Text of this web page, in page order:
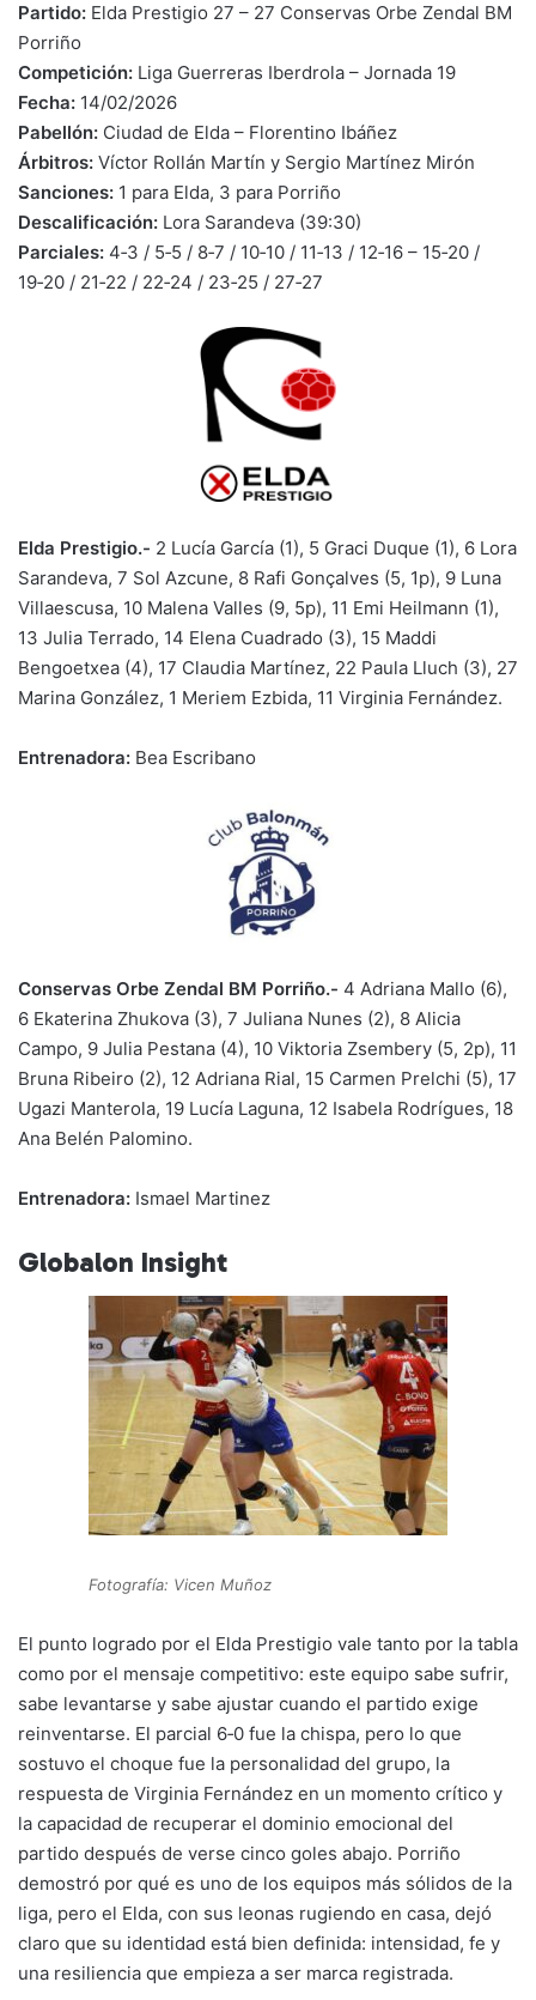
Partido: Elda Prestigio 27 – 27 Conservas Orbe Zendal BM
Porriño
Competición: Liga Guerreras Iberdrola – Jornada 19
Fecha: 14/02/2026
Pabellón: Ciudad de Elda – Florentino Ibáñez
Árbitros: Víctor Rollán Martín y Sergio Martínez Mirón
Sanciones: 1 para Elda, 3 para Porriño
Descalificación: Lora Sarandeva (39:30)
Parciales: 4‑3 / 5‑5 / 8‑7 / 10‑10 / 11‑13 / 12‑16 – 15‑20 /
19‑20 / 21‑22 / 22‑24 / 23‑25 / 27‑27
Elda Prestigio.- 2 Lucía García (1), 5 Graci Duque (1), 6 Lora
Sarandeva, 7 Sol Azcune, 8 Rafi Gonçalves (5, 1p), 9 Luna
Villaescusa, 10 Malena Valles (9, 5p), 11 Emi Heilmann (1),
13 Julia Terrado, 14 Elena Cuadrado (3), 15 Maddi
Bengoetxea (4), 17 Claudia Martínez, 22 Paula Lluch (3), 27
Marina González, 1 Meriem Ezbida, 11 Virginia Fernández.
Entrenadora: Bea Escribano
Conservas Orbe Zendal BM Porriño.- 4 Adriana Mallo (6),
6 Ekaterina Zhukova (3), 7 Juliana Nunes (2), 8 Alicia
Campo, 9 Julia Pestana (4), 10 Viktoria Zsembery (5, 2p), 11
Bruna Ribeiro (2), 12 Adriana Rial, 15 Carmen Prelchi (5), 17
Ugazi Manterola, 19 Lucía Laguna, 12 Isabela Rodrígues, 18
Ana Belén Palomino.
Entrenadora: Ismael Martinez
Globalon Insight
Fotografía: Vicen Muñoz
El punto logrado por el Elda Prestigio vale tanto por la tabla
como por el mensaje competitivo: este equipo sabe sufrir,
sabe levantarse y sabe ajustar cuando el partido exige
reinventarse. El parcial 6‑0 fue la chispa, pero lo que
sostuvo el choque fue la personalidad del grupo, la
respuesta de Virginia Fernández en un momento crítico y
la capacidad de recuperar el dominio emocional del
partido después de verse cinco goles abajo. Porriño
demostró por qué es uno de los equipos más sólidos de la
liga, pero el Elda, con sus leonas rugiendo en casa, dejó
claro que su identidad está bien definida: intensidad, fe y
una resiliencia que empieza a ser marca registrada.